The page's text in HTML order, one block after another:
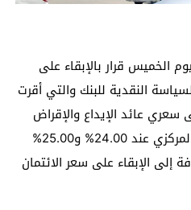
الخميس قرار بالإبقاء على
النقدية للبنك والتي أقرت
سعري عائد الإيداع والإقراض
وسعر العملية الرئيسية للبنك المركزي عند 24.00% و25.00%
إلى الإبقاء على سعر الائتمان